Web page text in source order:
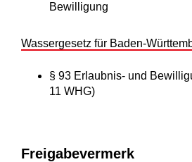
Bewilligung
Wassergesetz für Baden-
§ 93 Erlaubnis- und
11 WHG)
Freigabevermerk